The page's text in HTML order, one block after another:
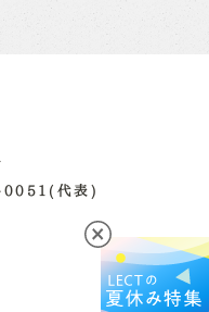
0051(代表)